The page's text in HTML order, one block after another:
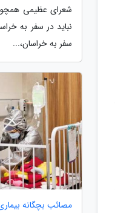
شعرای عظیمی
نباید در سفر به
سفر به خراسان،...
مصائب بچگانه